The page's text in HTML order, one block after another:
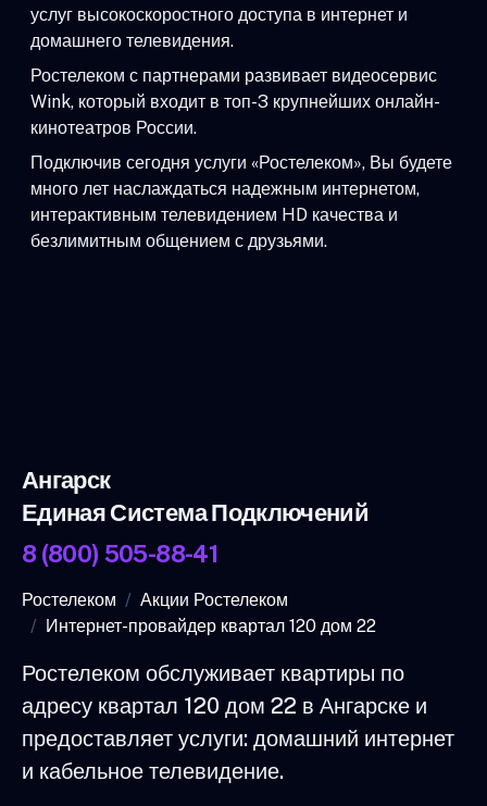
услуг высокоскоростного доступа в интернет и
домашнего телевидения.
Ростелеком с партнерами развивает видеосервис
Wink, который входит в топ-3 крупнейших онлайн-
кинотеатров России.
Подключив сегодня услуги «Ростелеком», Вы будете
много лет наслаждаться надежным интернетом,
интерактивным телевидением HD качества и
безлимитным общением с друзьями.
Ангарск
Единая Система Подключений
8 (800) 505-88-41
Ростелеком
Акции Ростелеком
Интернет-провайдер квартал 120 дом 22
Ростелеком обслуживает квартиры по
адресу квартал 120 дом 22 в Ангарске и
предоставляет услуги: домашний интернет
и кабельное телевидение.